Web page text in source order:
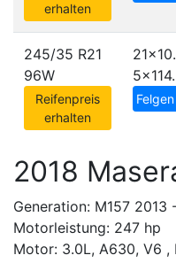
erhalten
245/35 R21
96W
Reifenpreis
erhalten
2018
Generation: M157 2013
Motorleistung: 247 hp
Motor: 3.0L, A630, V6 ,